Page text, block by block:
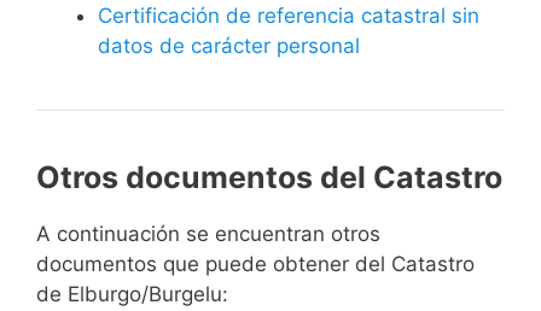
Certificación de referencia catastral sin
datos de carácter personal
Otros documentos del Catastro
A continuación se encuentran otros
documentos que puede obtener del Catastro
de Elburgo/Burgelu: